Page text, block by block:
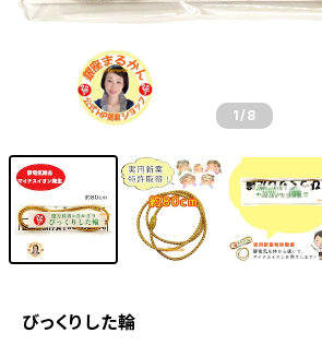
1 /8
びっくりした輪